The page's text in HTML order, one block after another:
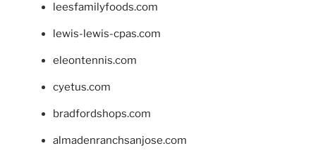
leesfamilyfoods.com
lewis-lewis-cpas.com
eleontennis.com
cyetus.com
bradfordshops.com
almadenranchsanjose.com